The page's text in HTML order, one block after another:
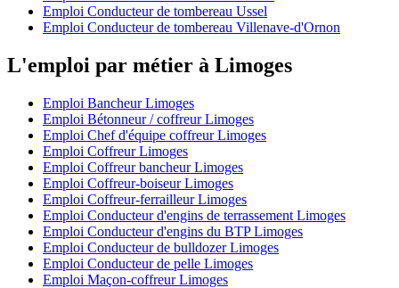
Emploi Conducteur de tombereau Ussel
Emploi Conducteur de tombereau Villenave-d'Ornon
L'emploi par métier à Limoges
Emploi Bancheur Limoges
Emploi Bétonneur / coffreur Limoges
Emploi Chef d'équipe coffreur Limoges
Emploi Coffreur Limoges
Emploi Coffreur bancheur Limoges
Emploi Coffreur-boiseur Limoges
Emploi Coffreur-ferrailleur Limoges
Emploi Conducteur d'engins de terrassement Limoges
Emploi Conducteur d'engins du BTP Limoges
Emploi Conducteur de bulldozer Limoges
Emploi Conducteur de pelle Limoges
Emploi Maçon-coffreur Limoges